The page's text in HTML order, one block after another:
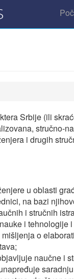
Srbije (ili
stručno-
i drugih
u oblasti
na bazi
i stručnih
i tehnologije
o
naučne i